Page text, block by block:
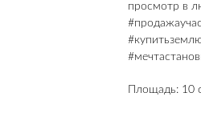
просмотр в
Площадь: 10